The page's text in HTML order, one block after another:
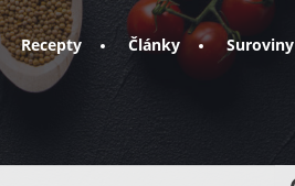
Recepty Články Suroviny